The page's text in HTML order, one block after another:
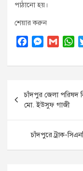
পাঠানো হয়।
শেয়ার করুন
c
o
k
M
s
n
g
e
r
G
a
W
a
A
p
Post
navigation
চাঁদপুর জেলা পরিষদ
মো. ইউসুফ গাজী
চাঁদপুরে ট্রাক-